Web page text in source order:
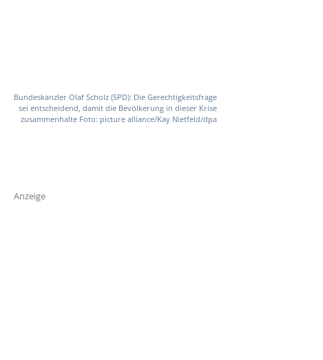
Bundeskanzler Olaf Scholz (SPD): Die Gerechtigkeitsfrage
sei entscheidend, damit die Bevölkerung in dieser Krise
zusammenhalte Foto: picture alliance/Kay Nietfeld/dpa
Anzeige